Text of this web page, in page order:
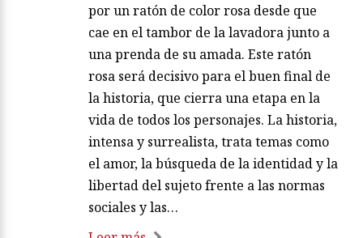
por un ratón de color rosa desde que
cae en el tambor de la lavadora junto a
una prenda de su amada. Este ratón
rosa será decisivo para el buen final de
la historia, que cierra una etapa en la
vida de todos los personajes. La historia,
intensa y surrealista, trata temas como
el amor, la búsqueda de la identidad y la
libertad del sujeto frente a las normas
sociales y las…